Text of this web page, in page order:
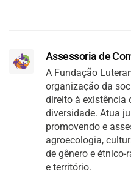
Assessoria de
A Fundação
organização da
direito à existência
diversidade. Atua
promovendo e
agroecologia,
de gênero e
e território.